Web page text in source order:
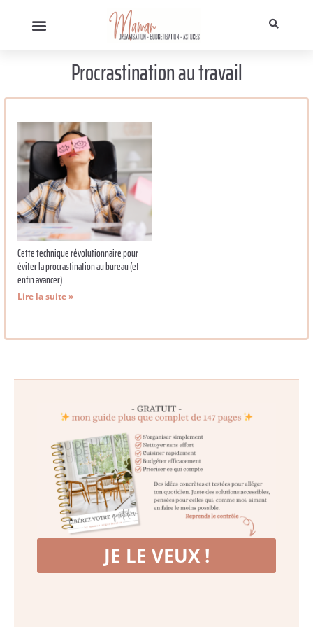
Procrastination au travail
Cette technique révolutionnaire pour
éviter la procrastination au bureau (et
enfin avancer)
Lire la suite »
JE LE VEUX !